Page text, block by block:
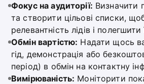
Фокус на аудиторії: Визначити
та створити цільові списки,
релевантність лідів і
Обмін вартістю: Надати щось
гід, демонстрація або
період) в обмін на контактну
Вимірюваність: Моніторити